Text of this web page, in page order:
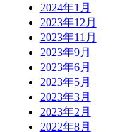
2024年1月
2023年12月
2023年11月
2023年9月
2023年6月
2023年5月
2023年3月
2023年2月
2022年8月